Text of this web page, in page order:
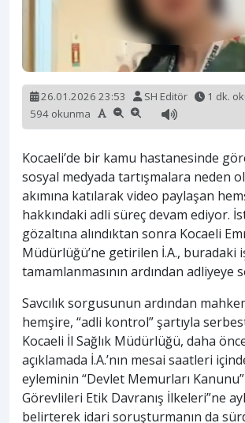
26.01.2026 23:53 SH Editör
1 dk.
594 okunma
Kocaeli’de bir kamu hastanesinde
sosyal medyada tartışmalara neden
akımına katılarak video paylaşan
hakkındaki adli süreç devam ediyor.
gözaltına alındıktan sonra Kocaeli
Müdürlüğü’ne getirilen İ.A., buradaki
tamamlanmasının ardından adliyeye
Savcılık sorgusunun ardından
hemşire, “adli kontrol” şartıyla serbest
Kocaeli İl Sağlık Müdürlüğü, daha
açıklamada İ.A.’nın mesai saatleri
eyleminin “Devlet Memurları
Görevlileri Etik Davranış İlkeleri”ne
belirterek idari soruşturmanın da